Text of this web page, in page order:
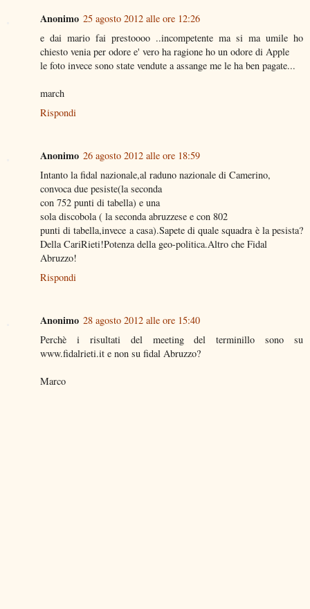
Anonimo 25 agosto 2012 alle ore 12:26
e dai mario fai prestoooo ..incompetente ma si ma umile ho
chiesto venia per odore e' vero ha ragione ho un odore di Apple
le foto invece sono state vendute a assange me le ha ben pagate...
march
Rispondi
Anonimo 26 agosto 2012 alle ore 18:59
Intanto la fidal nazionale,al raduno nazionale di Camerino,
convoca due pesiste(la seconda
con 752 punti di tabella) e una
sola discobola ( la seconda abruzzese e con 802
punti di tabella,invece a casa).Sapete di quale squadra è la pesista?
Della CariRieti!Potenza della geo-politica.Altro che Fidal
Abruzzo!
Rispondi
Anonimo 28 agosto 2012 alle ore 15:40
Perchè i risultati del meeting del terminillo sono su
www.fidalrieti.it e non su fidal Abruzzo?
Marco